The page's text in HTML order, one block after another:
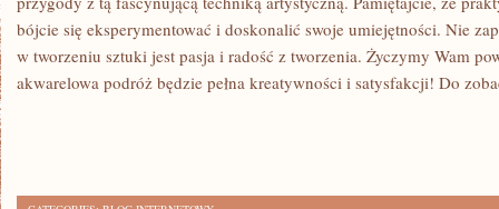
bójcie się eksperymentować i‌ doskonalić swoje umiejętności. Nie
w tworzeniu sztuki‌ jest pasja ‌i radość z tworzenia. Życzymy Wam
akwarelowa podróż będzie pełna kreatywności ⁣i satysfakcji! Do